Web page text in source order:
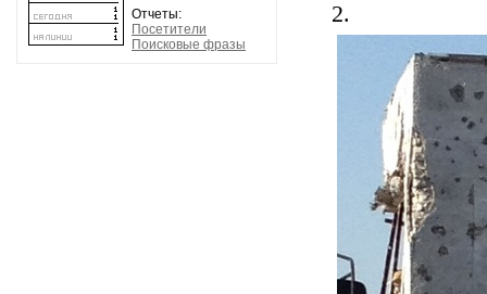
Отчеты:
Посетители
Поисковые фразы
2.